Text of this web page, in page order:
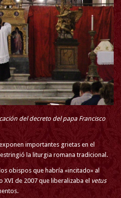
del decreto del papa Francisco
importantes grietas en el
la liturgia romana tradicional.
obispos que habría «incitado» al
XVI de 2007 que liberalizaba el vetus